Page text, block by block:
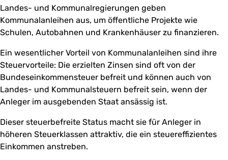
Landes- und Kommunalregierungen geben
Kommunalanleihen aus, um öffentliche Projekte wie
Schulen, Autobahnen und Krankenhäuser zu finanzieren.
Ein wesentlicher Vorteil von Kommunalanleihen sind ihre
Steuervorteile: Die erzielten Zinsen sind oft von der
Bundeseinkommensteuer befreit und können auch von
Landes- und Kommunalsteuern befreit sein, wenn der
Anleger im ausgebenden Staat ansässig ist.
Dieser steuerbefreite Status macht sie für Anleger in
höheren Steuerklassen attraktiv, die ein steuereffizientes
Einkommen anstreben.